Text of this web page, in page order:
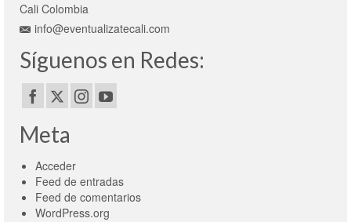
Cali Colombia
info@eventualizatecali.com
Síguenos en Redes:
Meta
Acceder
Feed de entradas
Feed de comentarios
WordPress.org